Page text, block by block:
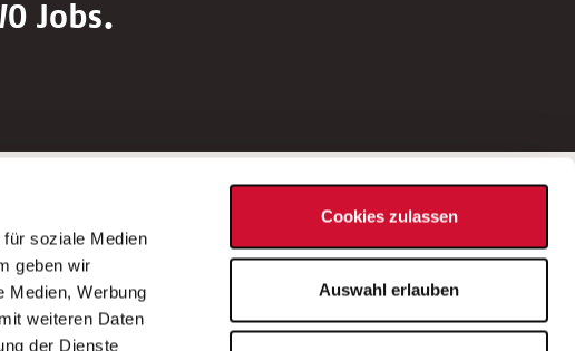
soziale Medien
geben wir
Medien, Werbung
weiteren Daten
der Dienste
Cookies zulassen
Auswahl erlauben
Jobs.
Bundesland
Bei Fragen zu einer Stellenausschreibung
wenden Sie sich bitte an die*den in der
Stellenausschreibung genannte*n